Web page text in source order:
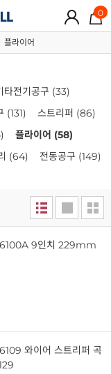
0
플라이어
타전기공구 (33)
(131) 스트리퍼 (86)
플라이어 (58)
(64) 전동공구 (149)
9인치 229mm
와이어 스트리퍼 곡